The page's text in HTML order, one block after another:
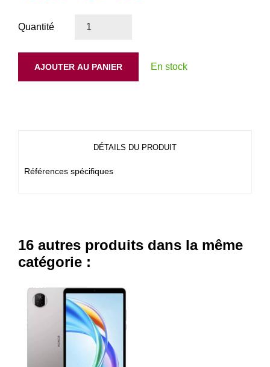
Quantité
AJOUTER AU PANIER En stock
DÉTAILS DU PRODUIT
Références spécifiques
16 autres produits dans la même
catégorie :